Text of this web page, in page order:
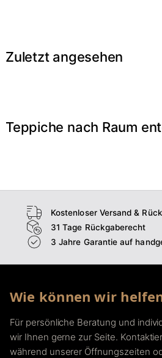
Zuletzt angesehen
Teppiche nach Raum
Wohnzimmer
Kostenloser Versand &
31 Tage Rückgaberecht
3 Jahre Garantie auf
Wie können wir
Für persönliche Beratung und
wir Ihnen gerne zur Seite.
während unserer Öffnungszeiten